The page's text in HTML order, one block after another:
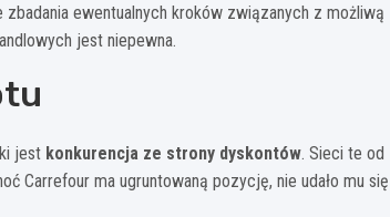
ewentualnych kroków związanych z możliwą
jest niepewna.
jest konkurencja ze strony dyskontów. Sieci te od
Carrefour ma ugruntowaną pozycję, nie udało mu się